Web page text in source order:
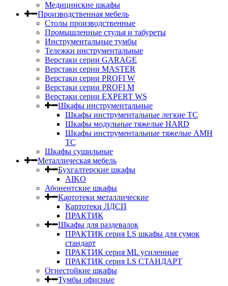
Медицинские шкафы
Производственная мебель
Столы производственные
Промышленные стулья и табуреты
Инструментальные тумбы
Тележки инструментальные
Верстаки серии GARAGE
Верстаки серии MASTER
Верстаки серии PROFI W
Верстаки серии PROFI M
Верстаки серии EXPERT WS
Шкафы инструментальные
Шкафы инструментальные легкие ТС
Шкафы модульные тяжелые HARD
Шкафы инструментальные тяжелые AMH
TC
Шкафы сушильные
Металлическая мебель
Бухгалтерские шкафы
AIKO
Абонентские шкафы
Картотеки металлические
Картотеки ЛДСП
ПРАКТИК
Шкафы для раздевалок
ПРАКТИК серия LS шкафы для сумок
стандарт
ПРАКТИК серия ML усиленные
ПРАКТИК серия LS СТАНДАРТ
Огнестойкие шкафы
Тумбы офисные